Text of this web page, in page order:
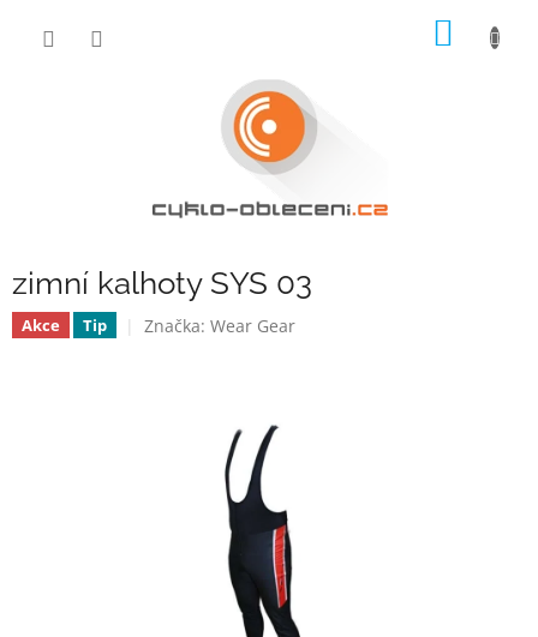
zimní kalhoty SYS 03
Akce Tip Značka: Wear Gear